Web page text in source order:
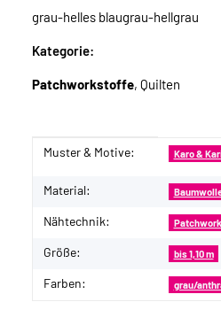
grau-helles blaugrau-hellgrau
Kategorie:
Patchworkstoffe, Quilten
Produkteigenschaft
Wert
Muster & Motive: Karo &
Material:
Nähtechnik: Patchwork
Größe: bis 1,10 m
Farben: grau/